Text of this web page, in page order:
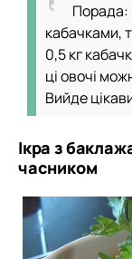
Порада:
кабачками,
0,5 кг
ці овочі
Вийде
Ікра з
часником